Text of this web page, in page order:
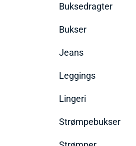
Buksedragter
Bukser
Jeans
Leggings
Lingeri
Strømpebukser